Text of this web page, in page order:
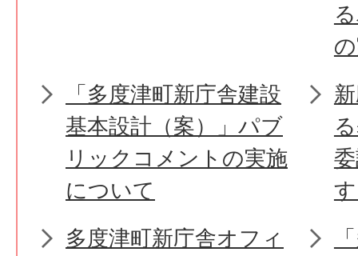
「多度津町新庁舎建設
基本設計（案）」パブ
リックコメントの実施
について
多度津町新庁舎オフィ